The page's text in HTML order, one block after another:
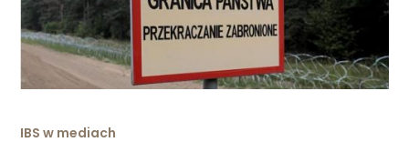
IBS w mediach